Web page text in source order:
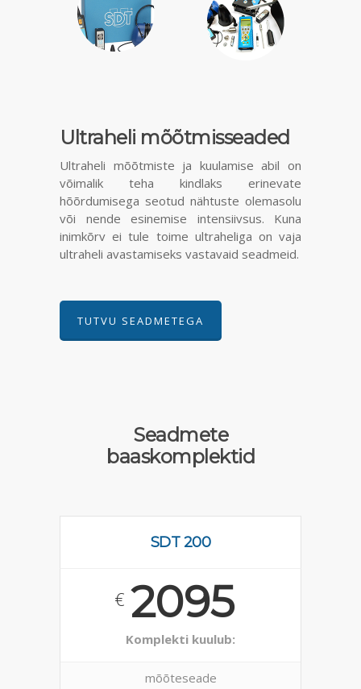
Ultraheli mõõtmisseaded
Ultraheli mõõtmiste ja kuulamise abil on
võimalik teha kindlaks erinevate
hõõrdumisega seotud nähtuste olemasolu
või nende esinemise intensiivsus. Kuna
inimkõrv ei tule toime ultraheliga on vaja
ultraheli avastamiseks vastavaid seadmeid.
TUTVU SEADMETEGA
Seadmete
baaskomplektid
SDT 200
€2095
Komplekti kuulub:
mõõteseade